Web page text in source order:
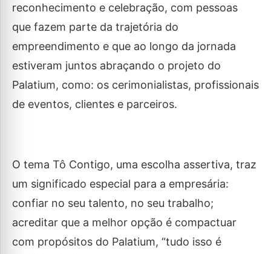
reconhecimento e celebração, com pessoas
que fazem parte da trajetória do
empreendimento e que ao longo da jornada
estiveram juntos abraçando o projeto do
Palatium, como: os cerimonialistas, profissionais
de eventos, clientes e parceiros.
O tema Tô Contigo, uma escolha assertiva, traz
um significado especial para a empresária:
confiar no seu talento, no seu trabalho;
acreditar que a melhor opção é compactuar
com propósitos do Palatium, “tudo isso é